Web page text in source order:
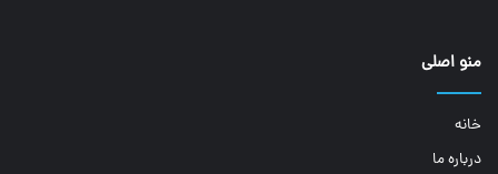
منو اصلی
خانه
درباره ما